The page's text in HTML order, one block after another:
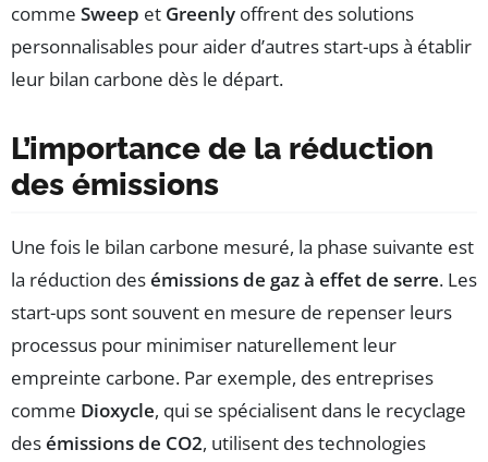
comme Sweep et Greenly offrent des solutions
personnalisables pour aider d’autres start-ups à établir
leur bilan carbone dès le départ.
L’importance de la réduction
des émissions
Une fois le bilan carbone mesuré, la phase suivante est
la réduction desémissions de gaz à effet de serre. Les
start-ups sont souvent en mesure de repenser leurs
processus pour minimiser naturellement leur
empreinte carbone. Par exemple, des entreprises
comme Dioxycle, qui se spécialisent dans le recyclage
desémissions de CO2, utilisent des technologies